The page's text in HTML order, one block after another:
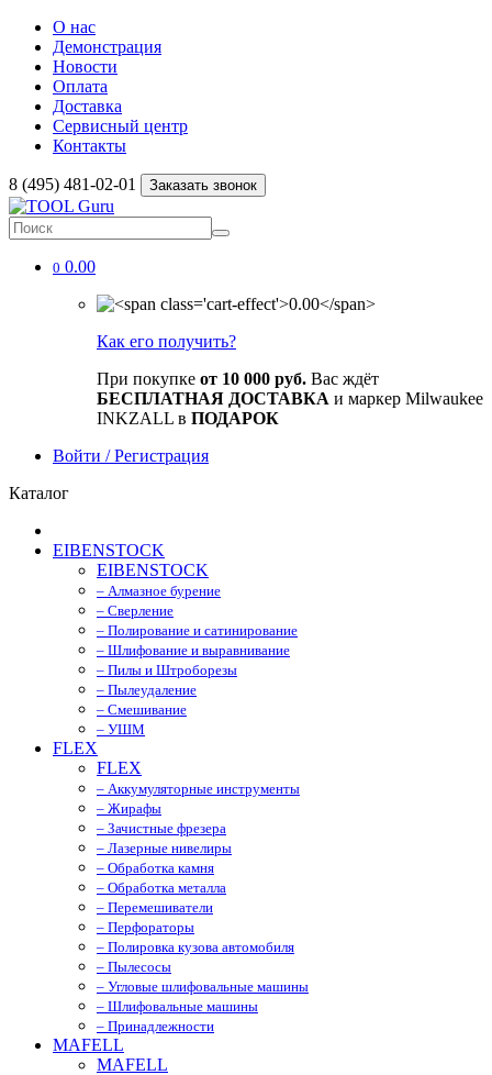
О нас
Демонстрация
Новости
Оплата
Доставка
Сервисный центр
Контакты
8 (495) 481-02-01 Заказать звонок
0 0.00
Как его получить?
При покупке от 10 000 руб. Вас ждёт
БЕСПЛАТНАЯ ДОСТАВКА и маркер Milwaukee
INKZALL в ПОДАРОК
Войти / Регистрация
Каталог
EIBENSTOCK
EIBENSTOCK
– Алмазное бурение
– Сверление
– Полирование и сатинирование
– Шлифование и выравнивание
– Пилы и Штроборезы
– Пылеудаление
– Смешивание
– УШМ
FLEX
FLEX
– Аккумуляторные инструменты
– Жирафы
– Зачистные фрезера
– Лазерные нивелиры
– Обработка камня
– Обработка металла
– Перемешиватели
– Перфораторы
– Полировка кузова автомобиля
– Пылесосы
– Угловые шлифовальные машины
– Шлифовальные машины
– Принадлежности
MAFELL
MAFELL